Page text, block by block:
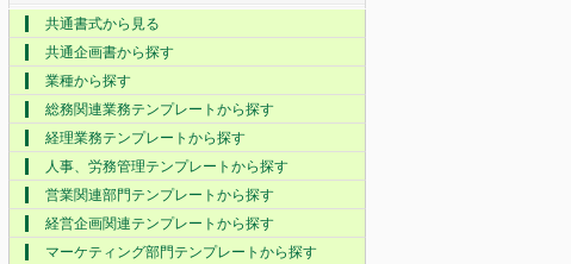
共通書式から見る
共通企画書から探す
業種から探す
総務関連業務テンプレートから探す
経理業務テンプレートから探す
人事、労務管理テンプレートから探す
営業関連部門テンプレートから探す
経営企画関連テンプレートから探す
マーケティング部門テンプレートから探す